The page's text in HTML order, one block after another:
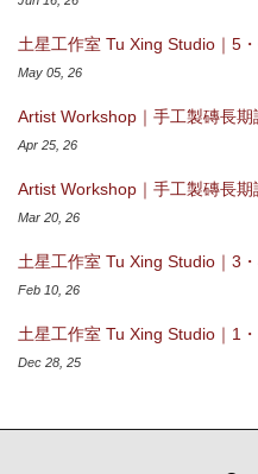
土星工作室 Tu Xing Studio｜5
May 05, 26
Artist Workshop｜手工製磚長
Apr 25, 26
Artist Workshop｜手工製磚長
Mar 20, 26
土星工作室 Tu Xing Studio｜3
Feb 10, 26
土星工作室 Tu Xing Studio｜1
Dec 28, 25